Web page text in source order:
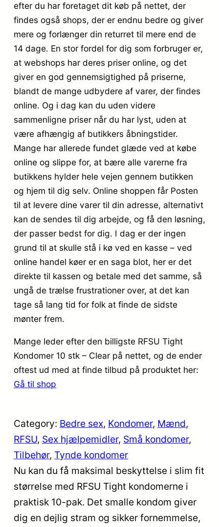
efter du har foretaget dit køb på nettet, der
findes også shops, der er endnu bedre og giver
mere og forlænger din returret til mere end de
14 dage. En stor fordel for dig som forbruger er,
at webshops har deres priser online, og det
giver en god gennemsigtighed på priserne,
blandt de mange udbydere af varer, der findes
online. Og i dag kan du uden videre
sammenligne priser når du har lyst, uden at
være afhængig af butikkers åbningstider.
Mange har allerede fundet glæde ved at købe
online og slippe for, at bære alle varerne fra
butikkens hylder hele vejen gennem butikken
og hjem til dig selv. Online shoppen får Posten
til at levere dine varer til din adresse, alternativt
kan de sendes til dig arbejde, og få den løsning,
der passer bedst for dig. I dag er der ingen
grund til at skulle stå i kø ved en kasse – ved
online handel køer er en saga blot, her er det
direkte til kassen og betale med det samme, så
ungå de trælse frustrationer over, at det kan
tage så lang tid for folk at finde de sidste
mønter frem.
Mange leder efter den billigste RFSU Tight
Kondomer 10 stk – Clear på nettet, og de ender
oftest ud med at finde tilbud på produktet her:
Gå til shop
Category: Bedre sex, Kondomer, Mænd
RFSU, Sex hjælpemidler, Små kondomer
Tilbehør, Tynde kondomer
Nu kan du få maksimal beskyttelse i slim fit
størrelse med RFSU Tight kondomerne i
praktisk 10-pak. Det smalle kondom giver
dig en dejlig stram og sikker fornemmelse,